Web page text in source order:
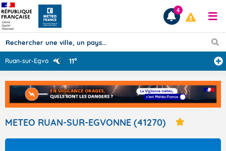
Prévisions
TOUS LES RÉSULTATS
Articles
4
Ruan-sur-Egvonn... 11°
METEO RUAN-SUR-EGVONNE (41270)